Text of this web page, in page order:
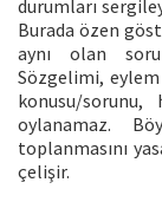
durumları
Burada özen
aynı olan
Sözgelimi, eylem
konusu/
oylanamaz.
toplanmasını
çelişir.